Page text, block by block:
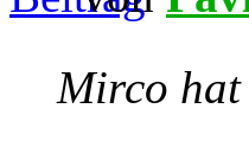
Mirco hat